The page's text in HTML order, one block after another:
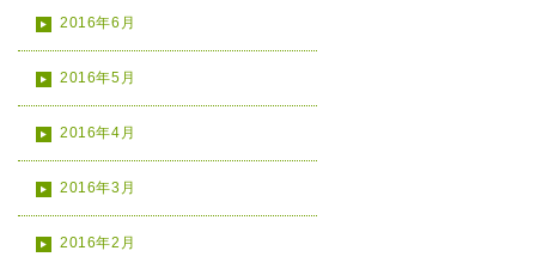
2016年6月
2016年5月
2016年4月
2016年3月
2016年2月